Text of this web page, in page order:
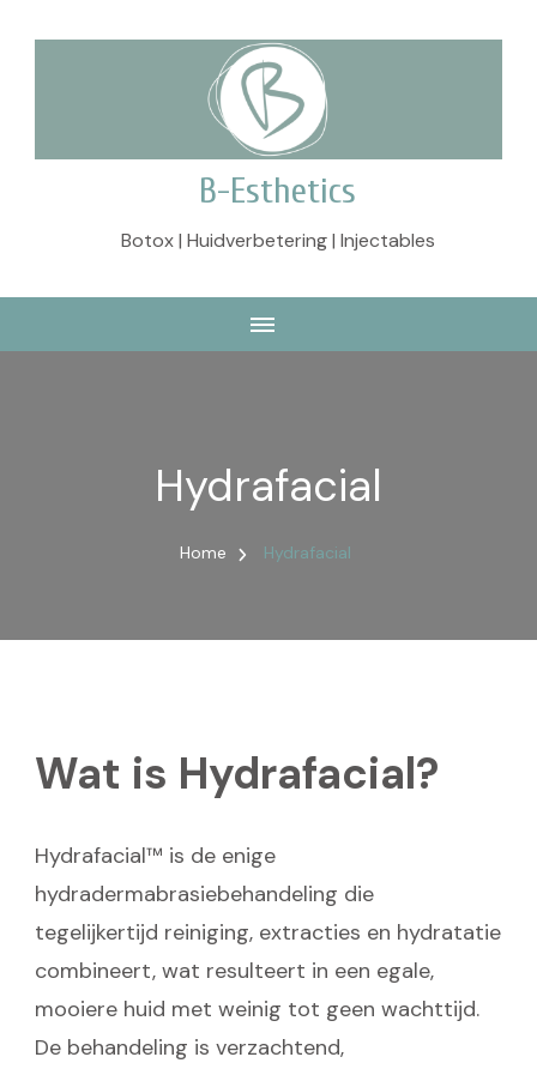
B-Esthetics
Botox | Huidverbetering | Injectables
Hydrafacial
Home Hydrafacial
Wat is Hydrafacial?
Hydrafacial™ is de enige
hydradermabrasiebehandeling die
tegelijkertijd reiniging, extracties en hydratatie
combineert, wat resulteert in een egale,
mooiere huid met weinig tot geen wachttijd.
De behandeling is verzachtend,